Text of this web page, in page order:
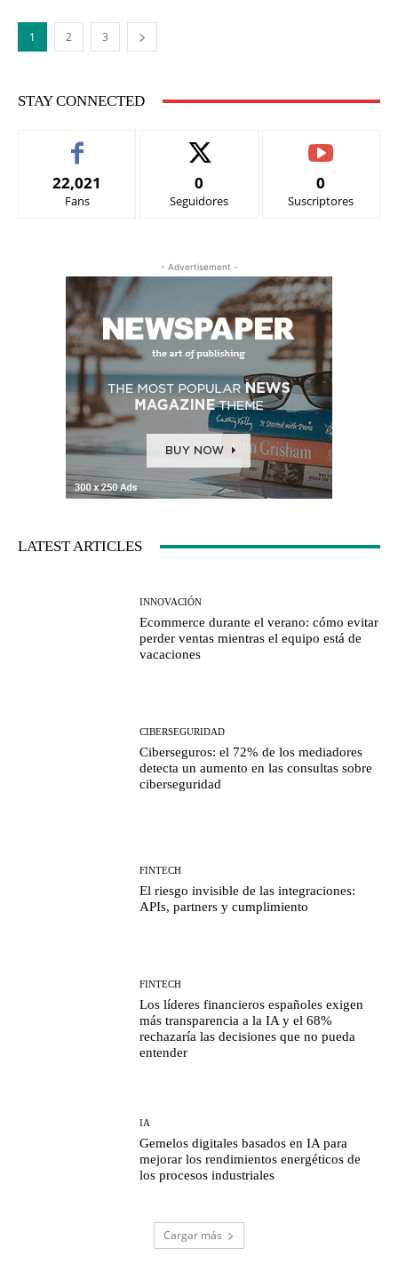
1 2 3
STAY CONNECTED
22,021
Fans
0
Seguidores
0
Suscriptores
- Advertisement -
LATEST ARTICLES
INNOVACIÓN
Ecommerce durante el verano: cómo evitar
perder ventas mientras el equipo está de
vacaciones
CIBERSEGURIDAD
Ciberseguros: el 72% de los mediadores
detecta un aumento en las consultas sobre
ciberseguridad
FINTECH
El riesgo invisible de las integraciones:
APIs, partners y cumplimiento
FINTECH
Los líderes financieros españoles exigen
más transparencia a la IA y el 68%
rechazaría las decisiones que no pueda
entender
IA
Gemelos digitales basados en IA para
mejorar los rendimientos energéticos de
los procesos industriales
Cargar más